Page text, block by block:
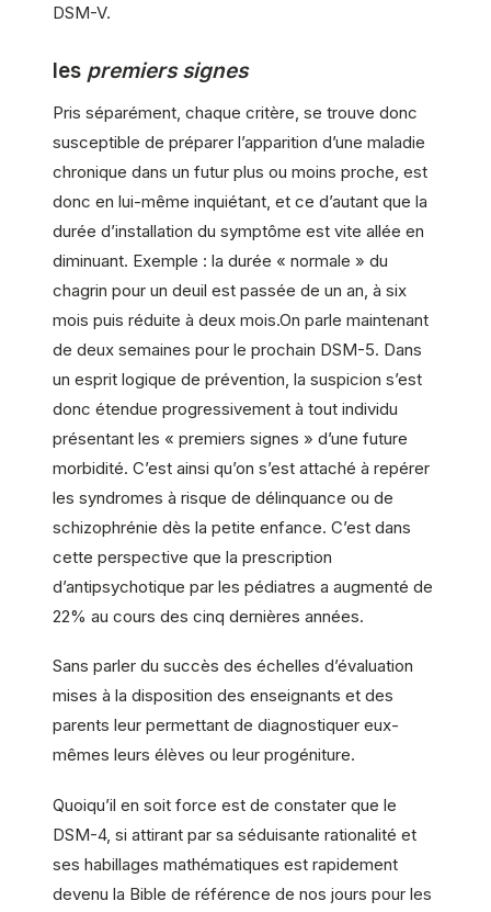
DSM-V.
les premiers signes
Pris séparément, chaque critère, se trouve donc
susceptible de préparer l’apparition d’une maladie
chronique dans un futur plus ou moins proche, est
donc en lui-même inquiétant, et ce d’autant que la
durée d’installation du symptôme est vite allée en
diminuant. Exemple : la durée « normale » du
chagrin pour un deuil est passée de un an, à six
mois puis réduite à deux mois.On parle maintenant
de deux semaines pour le prochain DSM-5. Dans
un esprit logique de prévention, la suspicion s’est
donc étendue progressivement à tout individu
présentant les « premiers signes » d’une future
morbidité. C’est ainsi qu’on s’est attaché à repérer
les syndromes à risque de délinquance ou de
schizophrénie dès la petite enfance. C’est dans
cette perspective que la prescription
d’antipsychotique par les pédiatres a augmenté de
22% au cours des cinq dernières années.
Sans parler du succès des échelles d’évaluation
mises à la disposition des enseignants et des
parents leur permettant de diagnostiquer eux-
mêmes leurs élèves ou leur progéniture.
Quoiqu’il en soit force est de constater que le
DSM-4, si attirant par sa séduisante rationalité et
ses habillages mathématiques est rapidement
devenu la Bible de référence de nos jours pour les